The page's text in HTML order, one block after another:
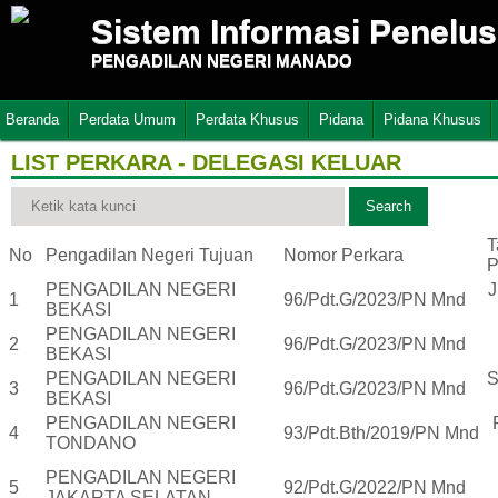
Sistem Informasi
PENGADILAN NEGERI MANADO
Beranda Perdata Umum Perdata Khusus Pidana Pidana Khusus
LIST PERKARA - DELEGASI KELUAR
No Pengadilan Negeri Tujuan Nomor Perkara
1
PENGADILAN NEGERI
BEKASI
96/Pdt.G/2023/PN Mnd
2
PENGADILAN NEGERI
BEKASI
96/Pdt.G/2023/PN Mnd
3
PENGADILAN NEGERI
BEKASI
96/Pdt.G/2023/PN Mnd
4
PENGADILAN NEGERI
TONDANO
93/Pdt.Bth/2019/PN Mnd
5
PENGADILAN NEGERI
92/Pdt.G/2022/PN Mnd